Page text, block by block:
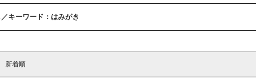
キーワード：はみがき
新着順